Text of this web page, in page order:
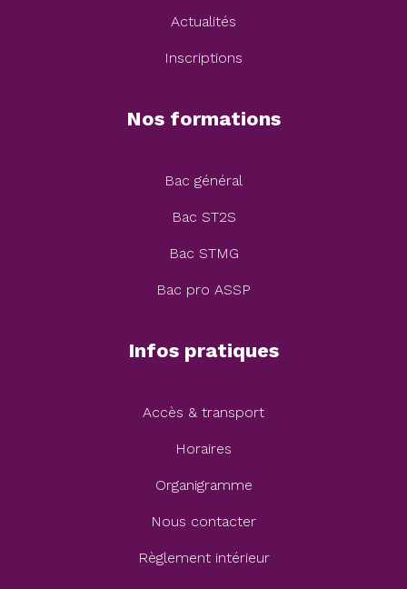
Actualités
Inscriptions
Nos formations
Bac général
Bac ST2S
Bac STMG
Bac pro ASSP
Infos pratiques
Accès & transport
Horaires
Organigramme
Nous contacter
Règlement intérieur